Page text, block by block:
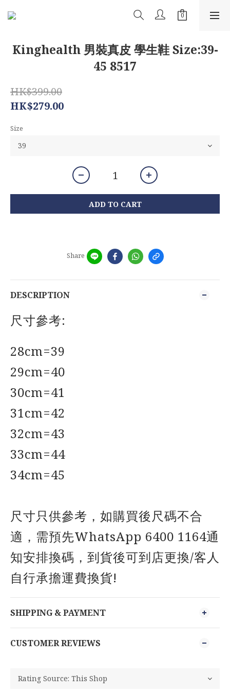
Kinghealth 男裝真皮 學生鞋 Size:39-
45 8517
HK$399.00
HK$279.00
Size
ADD TO CART
Share
DESCRIPTION
尺寸參考:
28cm=39
29cm=40
30cm=41
31cm=42
32cm=43
33cm=44
34cm=45
尺寸只供參考，如購買後尺碼不合
適，需預先WhatsApp 6400 1164通
知安排換碼，到貨後可到店更換/客人
自行承擔運費換貨!
SHIPPING & PAYMENT
CUSTOMER REVIEWS